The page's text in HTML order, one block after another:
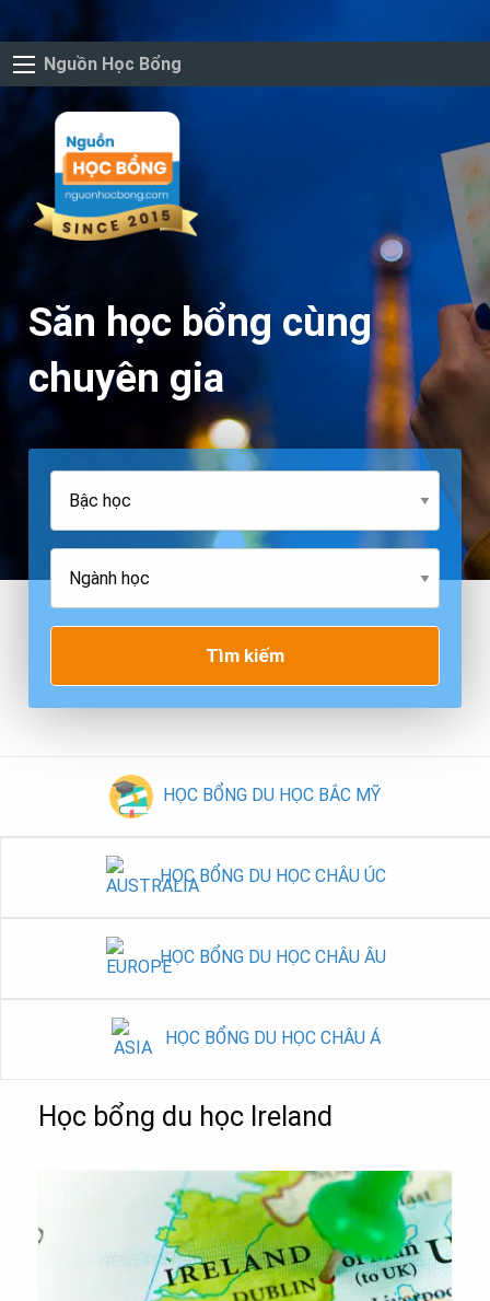
Nguồn Học Bổng
Săn học bổng cùng
chuyên gia
Tìm kiếm
HỌC BỔNG DU HỌC BẮC MỸ
HỌC BỔNG DU HỌC CHÂU ÚC
HỌC BỔNG DU HỌC CHÂU ÂU
HỌC BỔNG DU HỌC CHÂU Á
Học bổng du học Ireland